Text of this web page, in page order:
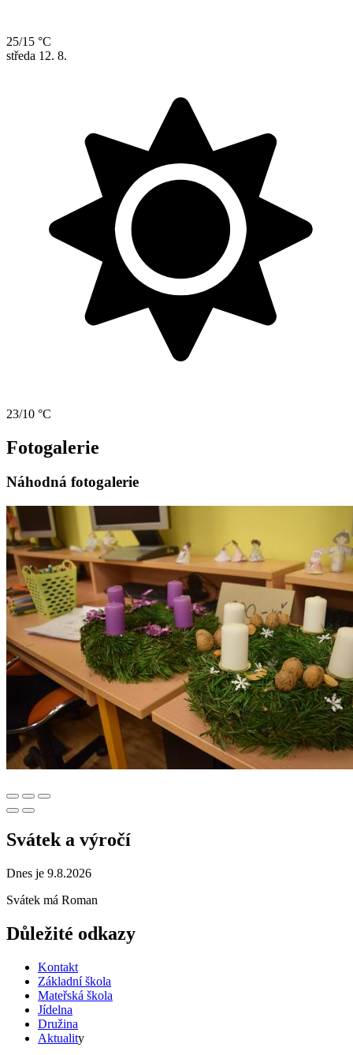
25/15 °C
středa 12. 8.
23/10 °C
Fotogalerie
Náhodná fotogalerie
Svátek a výročí
Dnes je 9.8.2026
Svátek má Roman
Důležité odkazy
Kontakt
Základní škola
Mateřská škola
Jídelna
Družina
Aktuality